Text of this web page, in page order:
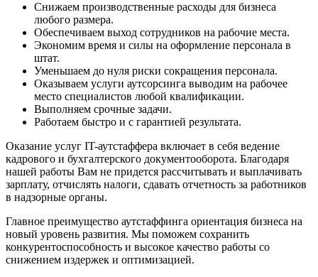
Снижаем производственные расходы для бизнеса
любого размера.
Обеспечиваем выход сотрудников на рабочие места.
Экономим время и силы на оформление персонала в
штат.
Уменьшаем до нуля риски сокращения персонала.
Оказываем услуги аутсорсинга выводим на рабочее
место специалистов любой квалификации.
Выполняем срочные задачи.
Работаем быстро и с гарантией результата.
Оказание услуг IT-аутстаффера включает в себя ведение
кадрового и бухгалтерского документооборота. Благодаря
нашей работы Вам не придется рассчитывать и выплачивать
зарплату, отчислять налоги, сдавать отчетность за работников
в надзорные органы.
Главное преимущество аутстаффинга ориентация бизнеса на
новый уровень развития. Мы поможем сохранить
конкурентоспособность и высокое качество работы со
снижением издержек и оптимизацией.